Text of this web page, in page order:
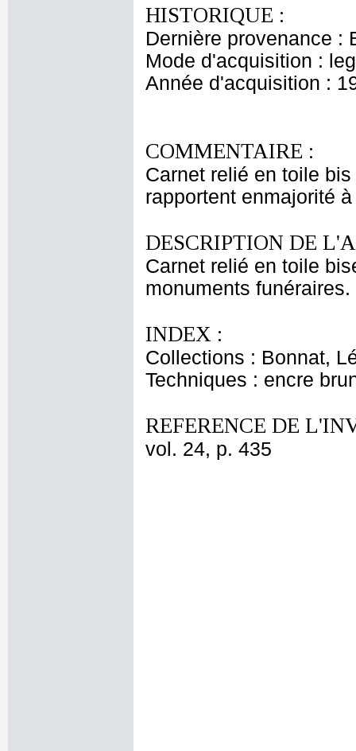
HISTORIQUE :
Dernière provenance :
Mode d'acquisition :
Année d'acquisition :
COMMENTAIRE :
Carnet relié en toile
rapportent enmajorité
DESCRIPTION DE
Carnet relié en toile
monuments
INDEX :
Collections : Bonnat,
Techniques : encre
REFERENCE DE
vol. 24, p. 435